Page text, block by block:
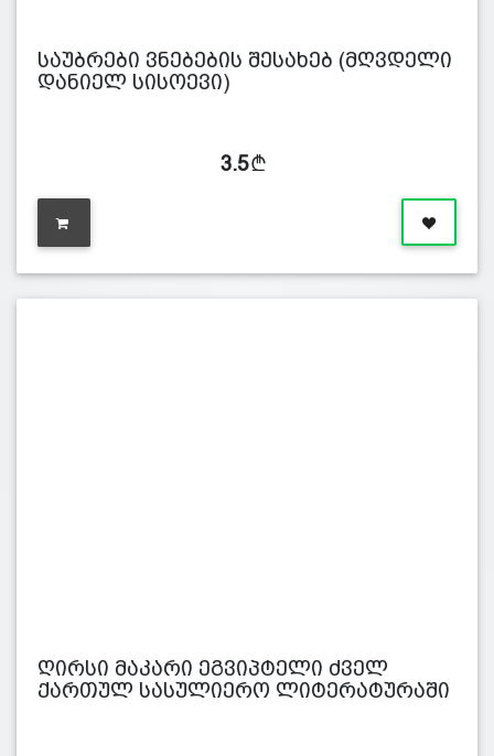
საუბრები ვნებების შესახებ (მღვდელი
დანიელ სისოევი)
3.5
ღირსი მაკარი ეგვიპტელი ძველ
ქართულ სასულიერო ლიტერატურაში